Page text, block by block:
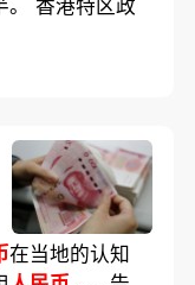
在当地的认知